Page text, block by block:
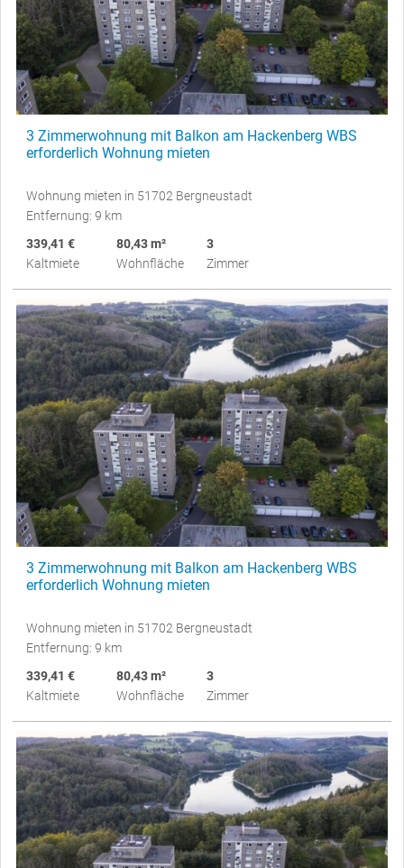
3 Zimmerwohnung mit Balkon am Hackenberg WBS
erforderlich Wohnung mieten
Wohnung mieten in 51702 Bergneustadt
Entfernung: 9 km
339,41 €
Kaltmiete
80,43 m²
Wohnfläche
3
Zimmer
3 Zimmerwohnung mit Balkon am Hackenberg WBS
erforderlich Wohnung mieten
Wohnung mieten in 51702 Bergneustadt
Entfernung: 9 km
339,41 €
Kaltmiete
80,43 m²
Wohnfläche
3
Zimmer